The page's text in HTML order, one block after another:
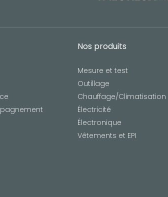
Nos produits
Mesure et test
Outillage
Chauffage/Climatisation
Électricité
Électronique
Vêtements et EPI